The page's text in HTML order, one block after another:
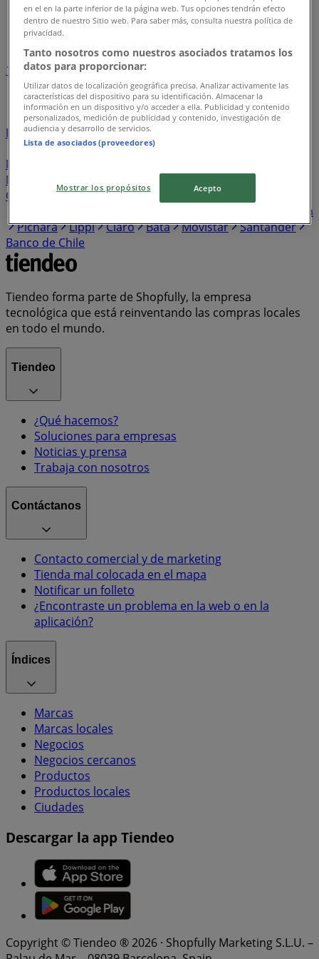
Índice de negocios en Santa Cruz
1 345
12
Unimarc
Lider Construmart
Santa Isabel
Falabella
Servipag DirecTV
HomeCenter Sodimac
Ripley
Mayorista 10
Maicao
Super Bodega a Cuenta
Banco
CrediChile
Salcobrand Doña Carne Vtr
Coopeuch
Pichara
Lippi Claro Bata Movistar
Santander
Banco de Chile
Tiendeo forma parte de Shopfully, la empresa
tecnológica que está reinventando las compras locales
en todo el mundo.
Tiendeo
¿Qué hacemos?
Soluciones para empresas
Noticias y prensa
Trabaja con nosotros
Contáctanos
Contacto comercial y de marketing
Tienda mal colocada en el mapa
Notificar un folleto
¿Encontraste un problema en la web o en la
aplicación?
Índices
Marcas
Marcas locales
Negocios
Negocios cercanos
Productos
Productos locales
Ciudades
Descargar la app Tiendeo
Copyright © Tiendeo ® 2026 · Shopfully Marketing S.L.U. –
en el en la parte inferior de la página web. Tus opciones tendrán efecto
dentro de nuestro Sitio web. Para saber más, consulta nuestra política de
privacidad.
Tanto nosotros como nuestros asociados tratamos los
datos para proporcionar:
Utilizar datos de localización geográfica precisa. Analizar activamente las
características del dispositivo para su identificación. Almacenar la
información en un dispositivo y/o acceder a ella. Publicidad y contenido
personalizados, medición de publicidad y contenido, investigación de
audiencia y desarrollo de servicios.
Lista de asociados (proveedores)
Mostrar los propósitos Acepto